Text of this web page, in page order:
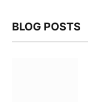
BLOG POSTS